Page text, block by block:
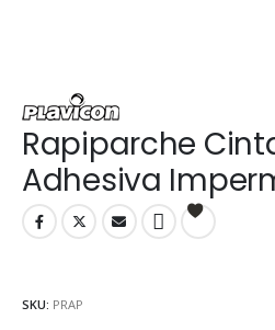
Rapiparche
Adhesiva
SKU: PRAP